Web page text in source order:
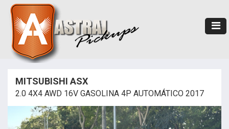
MITSUBISHI ASX
2.0 4X4 AWD 16V GASOLINA 4P AUTOMÁTICO 2017